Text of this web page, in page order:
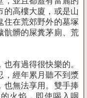
的高樓大廈，或是山
住在荒郊野外的墓塚
骯髒的屎糞茅廁、荒
有過得很快樂的。
，經年累月聽不到漿
也無法享用。雙手捧